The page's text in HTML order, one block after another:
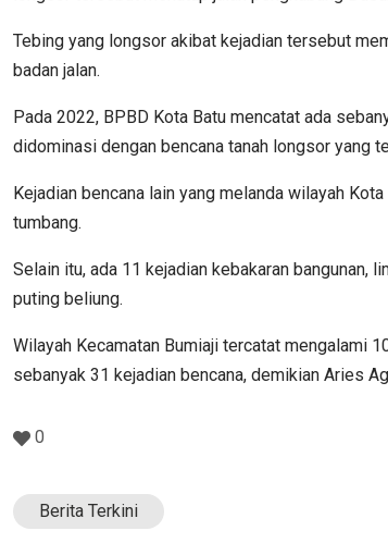
Tebing yang longsor akibat kejadian tersebut
badan jalan.
Pada 2022, BPBD Kota Batu mencatat ada
didominasi dengan bencana tanah longsor yang
Kejadian bencana lain yang melanda wilayah
tumbang.
Selain itu, ada 11 kejadian kebakaran bangunan,
puting beliung.
Wilayah Kecamatan Bumiaji tercatat mengalami
sebanyak 31 kejadian bencana, demikian Aries
0
Berita Terkini